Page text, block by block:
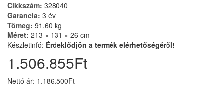
Cikkszám: 328040
Garancia: 3 év
Tömeg: 91.60 kg
Méret: 213 × 131 × 26 cm
Készletinfó: Érdeklődjön a termék elérhetőségéről!
1.506.855Ft
Nettó ár: 1.186.500Ft